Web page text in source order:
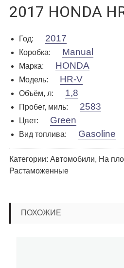
2017 HONDA
Год: 2017
Коробка: Manual
Марка: HONDA
Модель: HR-V
Объём, л: 1,8
Пробег, миль: 2583
Цвет: Green
Вид топлива: Gasoline
Категории:Автомобили, На
Растаможенные
ПОХОЖИЕ